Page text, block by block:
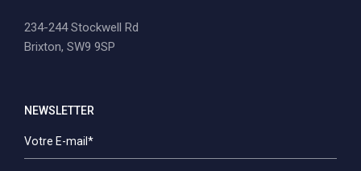
234-244 Stockwell Rd
Brixton, SW9 9SP
NEWSLETTER